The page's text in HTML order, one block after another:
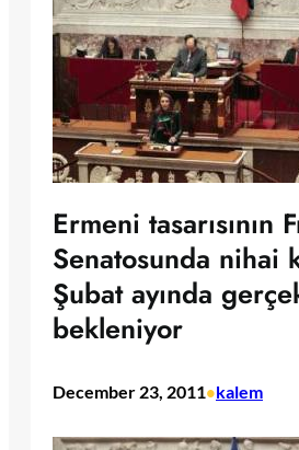
Ermeni tasarısının
Senatosunda nihai
Şubat ayında
bekleniyor
December 23, 2011•kalem